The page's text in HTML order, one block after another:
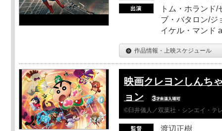
トム・ホランド
ブ・バタロン/ジ
イケル・マンド
作品情報・上映スケジュール
映画クレヨンしんち
ョン
©臼井儀人／双葉社・シンエイ・テ
渡辺正樹